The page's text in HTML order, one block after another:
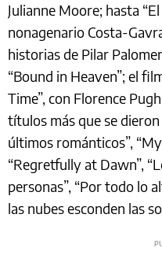
Julianne Moore; hasta
nonagenario Costa-
historias de Pilar
“Bound in Heaven”; el
Time”, con Florence
títulos más que se
últimos románticos”,
“Regretfully at Dawn”,
personas”, “Por todo lo
las nubes esconden las